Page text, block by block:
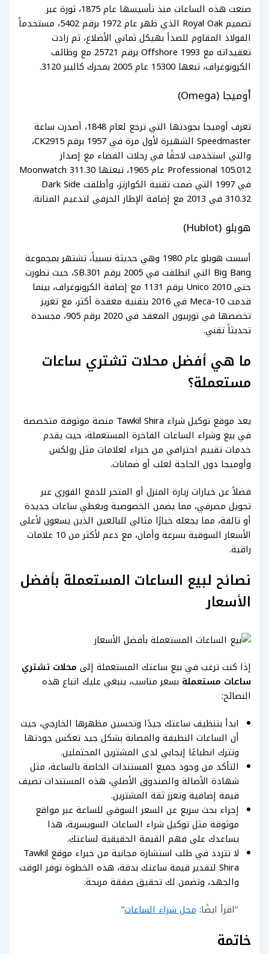
صنعت هذه الساعات منذ تأسيسها عام 1875، ثورة عبر
تصميم Royal Oak الذي ظهر عام 1972 برقم 5402، مستخدماً
الفولاذ المقاوم للصدأ بهيكل ثماني الأضلاع، ثم زادت
تعقيداته مع Offshore 1993 برقم 25721 مع وظائف
الكرونوغراف، تبعها 15300 عام 2005 بمحرك كاليبر 3120.
أوميجا (Omega)
تعرف أوميجا بجودتها التي ترجع لعام 1848، أصدرت ساعة
Speedmaster الشهيرة لأول مرة في 1957 برقم CK2915،
والتي استخدمت لاحقًا في رحلات الفضاء مع إصدار
Professional 105.012 عام 1965، تبعتها Moonwatch 311.30
في 1997 التي ضمت تقنية الكوارتز، وأطلقت Dark Side
310.32 في 2013 مع إضافة الإطار الخزفي لتدعيم المتانة.
هوبلو (Hublot)
أسست هوبلو عام 1980 وهي حديثة نسبياً، تشتهر بمجموعة
Big Bang التي انطلقت في 2005 برقم 301.SB، حيث تطورت
حتى Unico 2010 برقم 1131 مع إضافة الكرونوغراف، بينما
قدمت Meca-10 في 2016 بتقنية معقدة أكثر، مع تعزيز
تخصصها في توربيون المعقد في 2020 برقم 905، مجسدة
تحديثاً تقني.
ما هي أفضل محلات تشتري ساعات
مستعملة؟
يعد موقع توكيل شراء Tawkil Shira منصة موثوقة متخصصة
في بيع وشراء الساعات الفاخرة المستعملة، حيث يقدم
خدمات تقييم احترافي من خبراء لعلامات مثل رولكس
وأوميجا دون الحاجة لعلب أو ضمانات.
فضلاً عن خيارات زيارة المنزل أو المتجر للدفع الفوري عبر
تحويل مصرفي، مما يضمن الخصوصية ويغطي ساعات جديدة
أو تالفة، مما يجعله خيارًا مثالي للبائعين الذين يسعون لأعلى
الأسعار السوقية بسرعة وأمان، مع دعم لأكثر من 10 علامات
راقية.
نصائح لبيع الساعات المستعملة بأفضل
الأسعار
إذا كنت ترغب في بيع ساعتك المستعملة إلى محلات تشتري
ساعات مستعملة بسعر مناسب، ينبغي عليك اتباع هذه
النصائح:
ابدأ بتنظيف ساعتك جيدًا وتحسين مظهرها الخارجي، حيث
أن الساعات النظيفة والمصانة بشكل جيد تعكس جودتها
وتترك انطباعًا إيجابي لدى المشترين المحتملين.
التأكد من وجود جميع المستندات الخاصة بالساعة، مثل
شهادة الأصالة والصندوق الأصلي، هذه المستندات تضيف
قيمة إضافية وتعزز ثقة المشترين.
إجراء بحث سريع عن السعر السوقي للساعة عبر مواقع
موثوقة مثل توكيل شراء الساعات السويسرية، هذا
يساعدك على فهم القيمة الحقيقية لساعتك.
لا تتردد في طلب استشارة مجانية من خبراء موقع Tawkil
Shira لتقدير قيمة ساعتك بدقة، هذه الخطوة توفر الوقت
والجهد، وتضمن لك تحقيق صفقة مربحة.
“اقرأ ايضًا:محل شراء الساعات“
خاتمة